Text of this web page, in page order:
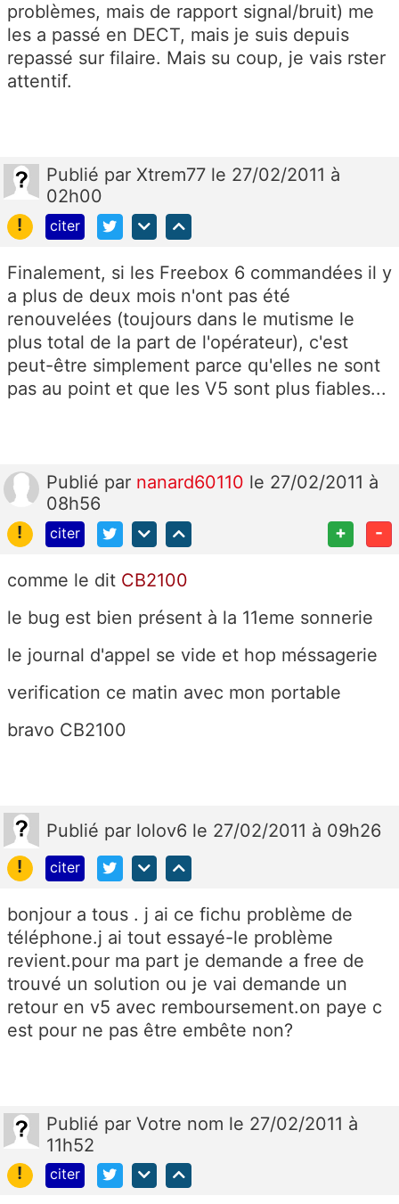
problèmes, mais de rapport signal/bruit) me
les a passé en DECT, mais je suis depuis
repassé sur filaire. Mais su coup, je vais rster
attentif.
Publié par Xtrem77 le 27/02/2011 à
02h00
!
citer
Finalement, si les Freebox 6 commandées il y
a plus de deux mois n'ont pas été
renouvelées (toujours dans le mutisme le
plus total de la part de l'opérateur), c'est
peut-être simplement parce qu'elles ne sont
pas au point et que les V5 sont plus fiables...
Publié par nanard60110 le 27/02/2011 à
08h56
!
citer + -
comme le dit CB2100
le bug est bien présent à la 11eme sonnerie
le journal d'appel se vide et hop méssagerie
verification ce matin avec mon portable
bravo CB2100
Publié par lolov6 le 27/02/2011 à 09h26
!
citer
bonjour a tous . j ai ce fichu problème de
téléphone.j ai tout essayé-le problème
revient.pour ma part je demande a free de
trouvé un solution ou je vai demande un
retour en v5 avec remboursement.on paye c
est pour ne pas être embête non?
Publié par Votre nom le 27/02/2011 à
11h52
!
citer